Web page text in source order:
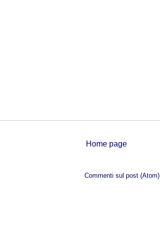
Home page
Commenti sul post (Atom)